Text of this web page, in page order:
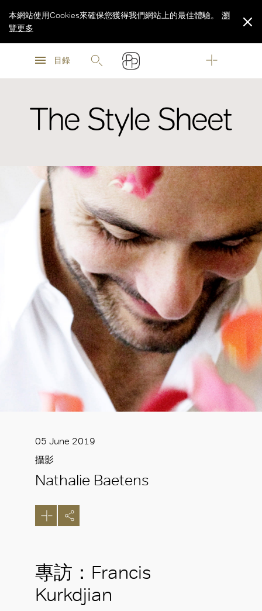
瀏
目錄
本網站使用Cookies來確保您獲得我們網站上的最佳體驗。
瀏
覽更多
The Style Sheet
05 June 2019
攝影
Nathalie Baetens
專訪：Francis
Kurkdjian